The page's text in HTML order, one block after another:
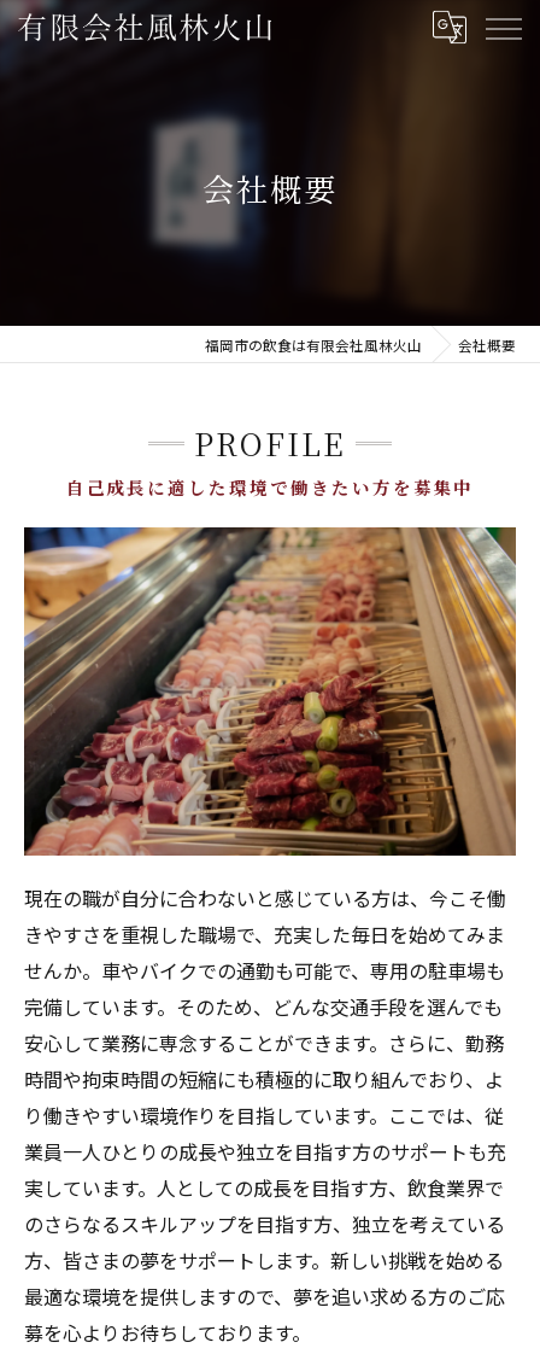
会社概要
福岡市の飲食は有限会社風林火山 会社概要
自己成長に適した環境で働きたい方を募集中
PROFILE
現在の職が自分に合わないと感じている方は、今こそ働
きやすさを重視した職場で、充実した毎日を始めてみま
せんか。車やバイクでの通勤も可能で、専用の駐車場も
完備しています。そのため、どんな交通手段を選んでも
安心して業務に専念することができます。さらに、勤務
時間や拘束時間の短縮にも積極的に取り組んでおり、よ
り働きやすい環境作りを目指しています。ここでは、従
業員一人ひとりの成長や独立を目指す方のサポートも充
実しています。人としての成長を目指す方、飲食業界で
のさらなるスキルアップを目指す方、独立を考えている
方、皆さまの夢をサポートします。新しい挑戦を始める
最適な環境を提供しますので、夢を追い求める方のご応
募を心よりお待ちしております。